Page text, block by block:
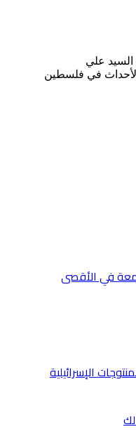
السيد علي
الأحداث في فلسطين
الإسرائيلية